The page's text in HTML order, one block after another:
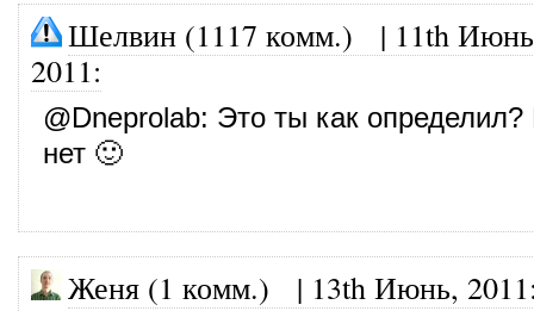
Шелвин (1117 комм.) | 11th
2011:
@Dneprolab: Это ты как определил?
нет 🙂
Женя (1 комм.) | 13th Июнь, 2011